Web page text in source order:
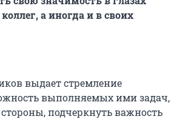
а иногда и в своих
выдает стремление
выполняемых ими задач,
подчеркнуть важность